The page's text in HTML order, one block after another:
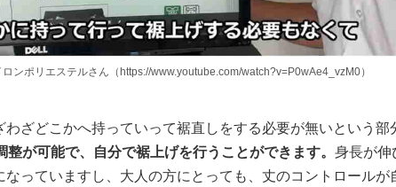
ンポリエステルさん（https://www.youtube.com/watch?v=P0wAe4_vzM0）
わざどこかへ持っていって裾直しをする必要が無いという部
が可能で、自分で裾上げを行うことができます。 身長が伸
なっていますし、大人の方にとっても、丈のコントロールが